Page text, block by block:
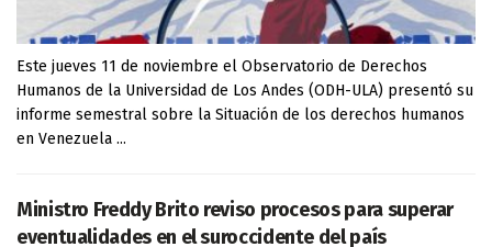
Este jueves 11 de noviembre el Observatorio de Derechos
Humanos de la Universidad de Los Andes (ODH-ULA) presentó su
informe semestral sobre la Situación de los derechos humanos
en Venezuela ...
Ministro Freddy Brito reviso procesos para superar
eventualidades en el suroccidente del país